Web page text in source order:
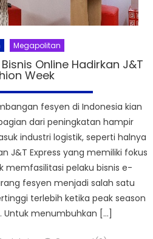
Megapolitan
Online Hadirkan J&T
Week
fesyen di Indonesia kian
dari peningkatan hampir
industri logistik, seperti halnya
J&T Express yang memiliki fokus
memfasilitasi pelaku bisnis e-
fesyen menjadi salah satu
terlebih ketika peak season
Untuk menumbuhkan […]